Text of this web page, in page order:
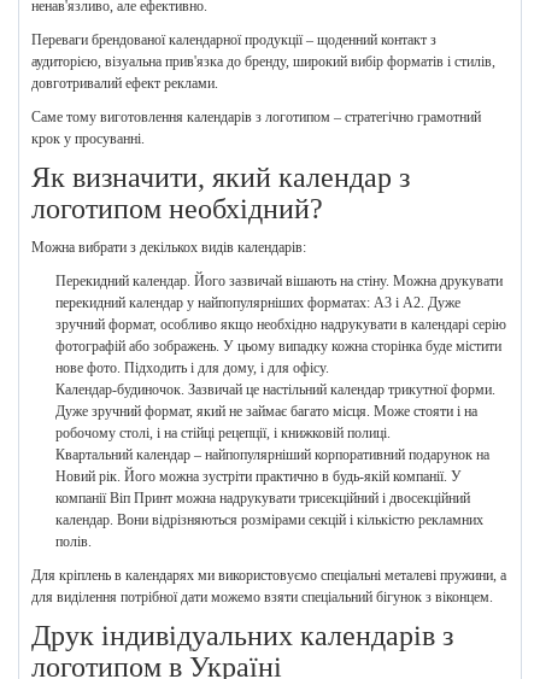
ненав'язливо, але ефективно.
Переваги брендованої календарної продукції – щоденний контакт з
аудиторією, візуальна прив'язка до бренду, широкий вибір форматів і стилів,
довготривалий ефект реклами.
Саме тому виготовлення календарів з логотипом – стратегічно грамотний
крок у просуванні.
Як визначити, який календар з
логотипом необхідний?
Можна вибрати з декількох видів календарів:
Перекидний календар. Його зазвичай вішають на стіну. Можна друкувати
перекидний календар у найпопулярніших форматах: А3 і А2. Дуже
зручний формат, особливо якщо необхідно надрукувати в календарі серію
фотографій або зображень. У цьому випадку кожна сторінка буде містити
нове фото. Підходить і для дому, і для офісу.
Календар-будиночок. Зазвичай це настільний календар трикутної форми.
Дуже зручний формат, який не займає багато місця. Може стояти і на
робочому столі, і на стійці рецепції, і книжковій полиці.
Квартальний календар – найпопулярніший корпоративний подарунок на
Новий рік. Його можна зустріти практично в будь-якій компанії. У
компанії Віп Принт можна надрукувати трисекційний і двосекційний
календар. Вони відрізняються розмірами секцій і кількістю рекламних
полів.
Для кріплень в календарях ми використовуємо спеціальні металеві пружини, а
для виділення потрібної дати можемо взяти спеціальний бігунок з віконцем.
Друк індивідуальних календарів з
логотипом в Україні